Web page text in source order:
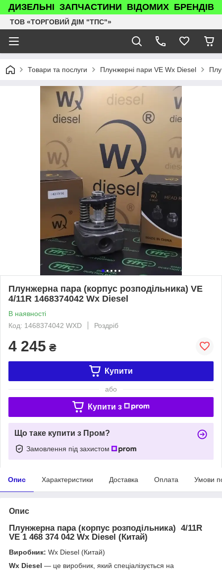
ДИЗЕЛЬНІ ЗАПЧАСТИНИ ВІДОМИХ БРЕНДІВ
ТОВ «ТОРГОВИЙ ДІМ "ТПС"»
Товари та послуги Плунжерні пари VE Wx Diesel
Плунжерна пара (корпус розподільника) VE
4/11R 1468374042 Wx Diesel
В наявності
Код: 1468374042 WXD
Роздріб
4 245 ₴
Купити
або
Купити з
Що таке купити з Пром?
Замовлення під захистом
Опис Характеристики Доставка Оплата Умови
Опис
Плунжерна пара (корпус розподільника) 4/11R
VE 1 468 374 042 Wx Diesel (Китай)
Виробник: Wx Diesel (Китай)
Wx Diesel — це виробник, який спеціалізується на